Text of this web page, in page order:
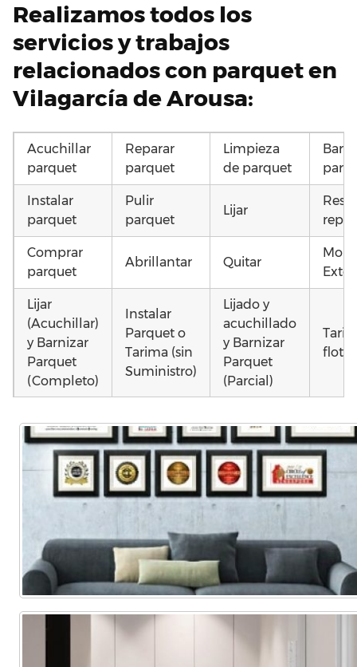
Realizamos todos los
servicios y trabajos
relacionados con parquet en
Vilagarcía de Arousa:
Acuchillar
parquet
Reparar
parquet
Limpieza
de parquet
Instalar
parquet
Pulir
parquet
Lijar
Comprar
parquet
Abrillantar Quitar
Lijar
(Acuchillar)
y Barnizar
Parquet
(Completo)
Instalar
Parquet o
Tarima (sin
Suministro)
Lijado y
acuchillado
y Barnizar
Parquet
(Parcial)
parquet o
Tarima
Local
Comercial
parquet o
Tarima
Vivienda
(Completa)
parquet o
Tarima
Vivienda
(Parcial)